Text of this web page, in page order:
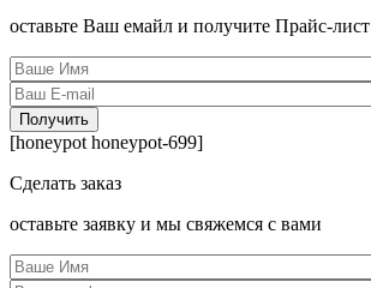
оcтавьте Ваш емайл и получите Прайс-лист
[honeypot honeypot-699]
Сделать заказ
оcтавьте заявку и мы свяжемся с вами